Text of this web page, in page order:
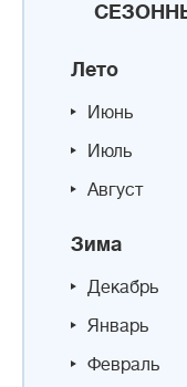
Лето
Июнь
Июль
Август
Зима
Декабрь
Январь
Февраль